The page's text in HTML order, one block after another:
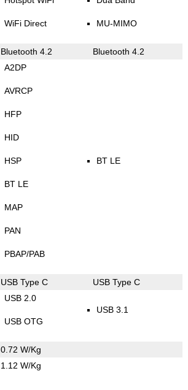
WiFi Direct MU-MIMO
Bluetooth 4.2 Bluetooth 4.2
A2DP
AVRCP
HFP
HID
HSP
BT LE
MAP
PAN
PBAP/PAB
BT LE
USB Type C USB Type C
USB 2.0
USB OTG
USB 3.1
0.72 W/Kg
1.12 W/Kg